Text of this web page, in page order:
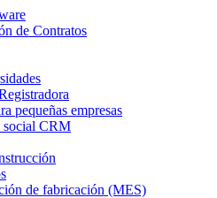
de Contratos
pequeñas empresas
social CRM
de fabricación (MES)